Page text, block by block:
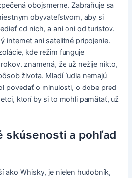
obojsmerne. Zabraňuje sa
obyvateľstvom, aby si
od nich, a ani oni od turistov.
internet ani satelitné pripojenie.
kde režim funguje
znamená, že už nežije nikto,
života. Mladí ľudia nemajú
povedať o minulosti, o dobe pred
ktorí by si to mohli pamätať, už
skúsenosti a pohľad
ako Whisky, je nielen hudobník,